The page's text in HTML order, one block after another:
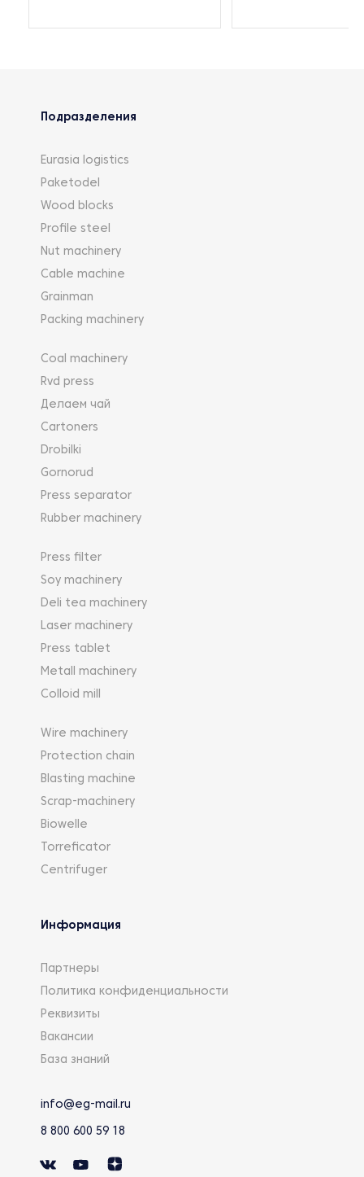
Подразделения
Eurasia logistics
Paketodel
Wood blocks
Profile steel
Nut machinery
Cable machine
Grainman
Packing machinery
Coal machinery
Rvd press
Делаем чай
Cartoners
Drobilki
Gornorud
Press separator
Rubber machinery
Press filter
Soy machinery
Deli tea machinery
Laser machinery
Press tablet
Metall machinery
Colloid mill
Wire machinery
Protection chain
Blasting machine
Scrap-machinery
Biowelle
Torreficator
Centrifuger
Информация
Партнеры
Политика конфиденциальности
Реквизиты
Вакансии
База знаний
info@eg-mail.ru
8 800 600 59 18